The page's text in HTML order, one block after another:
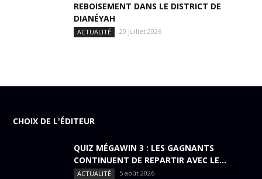
REBOISEMENT DANS LE DISTRICT DE
DIANÉYAH
ACTUALITÉ 20 juillet 2026
CHOIX DE L'ÉDITEUR
QUIZ MÉGAWIN 3 : LES GAGNANTS
CONTINUENT DE REPARTIR AVEC LE...
ACTUALITÉ 5 août 2026